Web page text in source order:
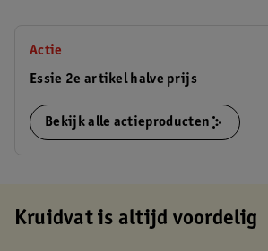
Actie
Essie 2e artikel halve prijs
Bekijk alle actieproducten
Kruidvat is altijd voordelig